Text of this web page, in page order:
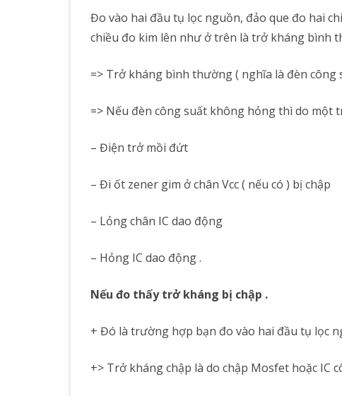
Đo vào hai đầu tụ lọc nguồn, đảo que đo hai
chiều đo kim lên như ở trên là trở kháng bình
=> Trở kháng bình thường ( nghĩa là đèn công
=> Nếu đèn công suất không hỏng thì do một
– Điện trở mồi đứt
– Đi ốt zener gim ở chân Vcc ( nếu có ) bị chập
– Lỏng chân IC dao động
– Hỏng IC dao động .
Nếu đo thấy trở kháng bị chập .
+ Đó là trường hợp bạn đo vào hai đầu tụ lọc
+> Trở kháng chập là do chập Mosfet hoặc IC